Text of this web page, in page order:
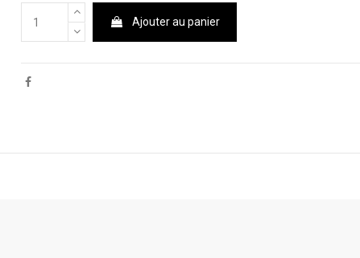
Ajouter au panier